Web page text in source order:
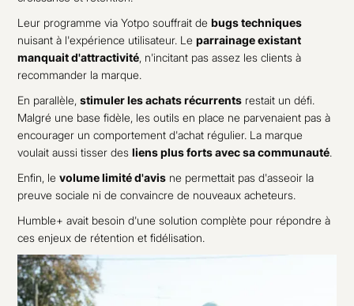
Leur programme via Yotpo souffrait debugs techniques
nuisant à l'expérience utilisateur. Leparrainage existant
manquait d'attractivité, n'incitant pas assez les clients à
recommander la marque.
En parallèle,stimuler les achats récurrents restait un défi.
Malgré une base fidèle, les outils en place ne parvenaient pas à
encourager un comportement d'achat régulier. La marque
voulait aussi tisser desliens plus forts avec sa communauté.
Enfin, levolume limité d'avis ne permettait pas d'asseoir la
preuve sociale ni de convaincre de nouveaux acheteurs.
Humble+ avait besoin d'une solution complète pour répondre à
ces enjeux de rétention et fidélisation.